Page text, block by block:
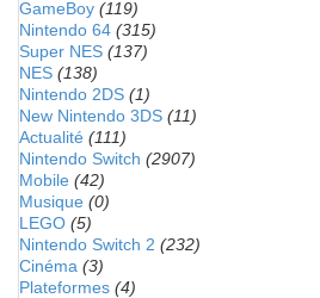
GameBoy (119)
Nintendo 64 (315)
Super NES (137)
NES (138)
Nintendo 2DS (1)
New Nintendo 3DS (11)
Actualité (111)
Nintendo Switch (2907)
Mobile (42)
Musique (0)
LEGO (5)
Nintendo Switch 2 (232)
Cinéma (3)
Plateformes (4)